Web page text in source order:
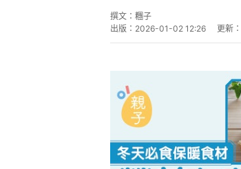
撰文： 糰子
出版： 2026-01-02 12:26 更新：